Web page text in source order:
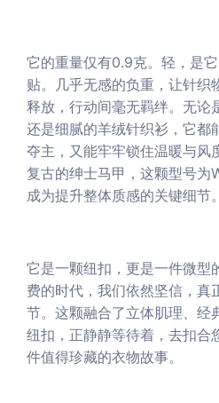
它的重量仅有0.9克。轻，是
贴。几乎无感的负重，让针织
释放，行动间毫无羁绊。无论
还是细腻的羊绒针织衫，它都
夺主，又能牢牢锁住温暖与风
复古的绅士马甲，这颗型号
成为提升整体质感的关键细节。
它是一颗纽扣，更是一件微型
费的时代，我们依然坚信，真
节。这颗融合了立体肌理、经
纽扣，正静静等待着，去扣合
件值得珍藏的衣物故事。